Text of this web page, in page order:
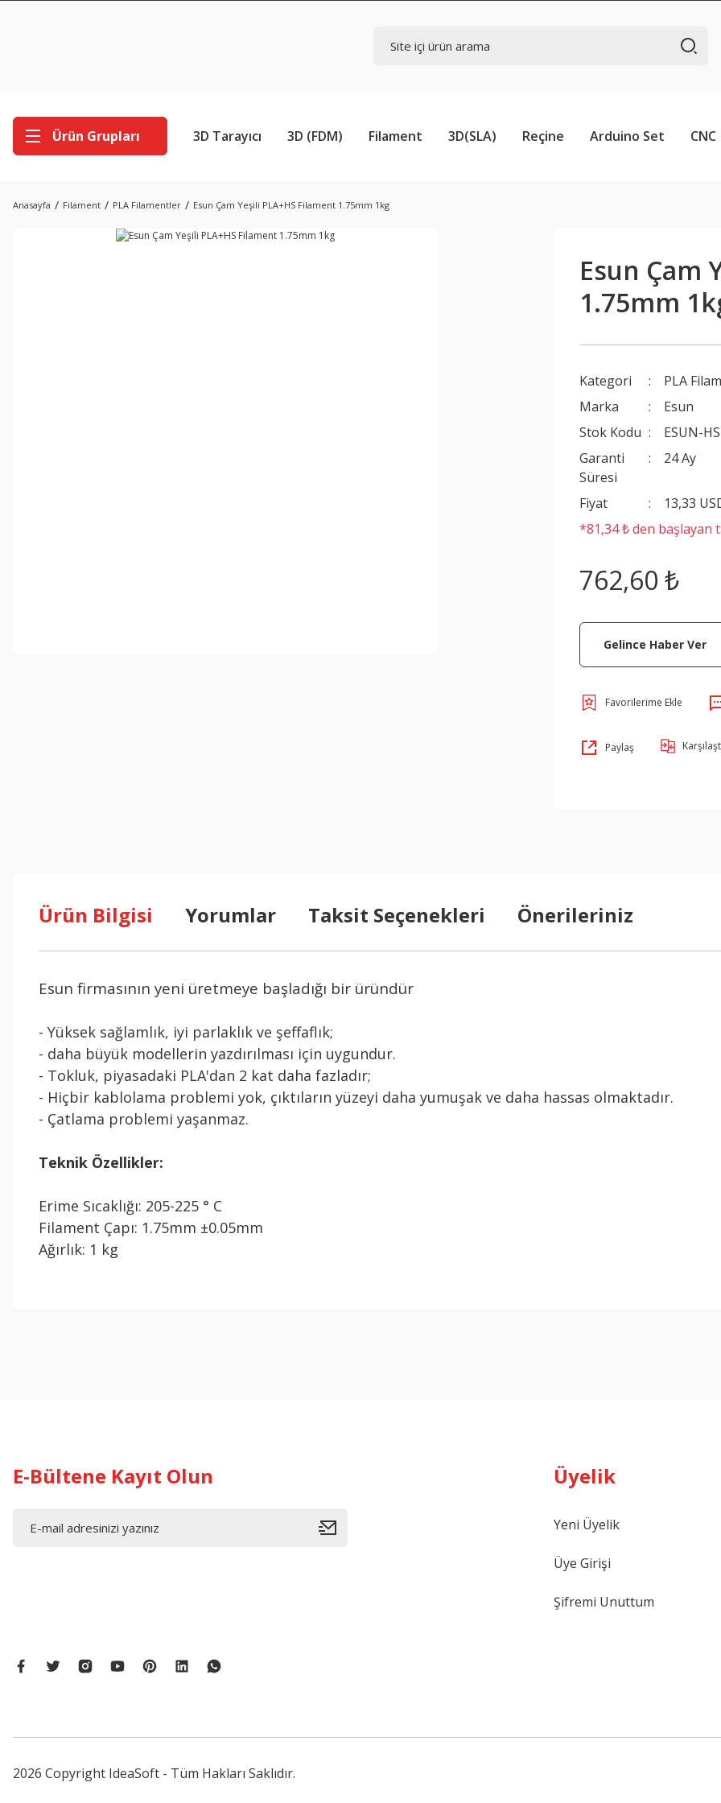
Ürün Grupları 3D Tarayıcı 3D (FDM) Filament 3D(SLA) Reçine Arduino Set CNC
Anasayfa Filament PLA Filamentler Esun Çam Yeşili PLA+HS Filament 1.75mm 1kg
Esun Çam
1.75mm
Kategori
PLA
Marka
Esun
Stok Kodu
ESUN-
Garanti
Süresi
24 Ay
Fiyat
13,33
*81,34 ₺ den başlayan
762,60 ₺
Gelince Haber Ver
Paylaş
Ürün Bilgisi Yorumlar Taksit Seçenekleri Önerileriniz
Esun firmasının yeni üretmeye başladığı bir üründür
- Yüksek sağlamlık, iyi parlaklık ve şeffaflık;
- daha büyük modellerin yazdırılması için uygundur.
- Tokluk, piyasadaki PLA'dan 2 kat daha fazladır;
- Hiçbir kablolama problemi yok, çıktıların yüzeyi daha yumuşak ve daha hassas olmaktadır.
- Çatlama problemi yaşanmaz.
Teknik Özellikler:
Erime Sıcaklığı: 205-225 ° C
Filament Çapı: 1.75mm ±0.05mm
Ağırlık: 1 kg
E-Bültene Kayıt Olun Üyelik
Yeni Üyelik
Üye Girişi
Şifremi Unuttum
2026 Copyright IdeaSoft - Tüm Hakları Saklıdır.